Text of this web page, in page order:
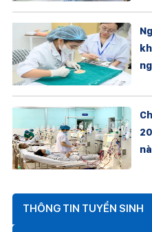
THÔNG TIN TUYỂN SINH